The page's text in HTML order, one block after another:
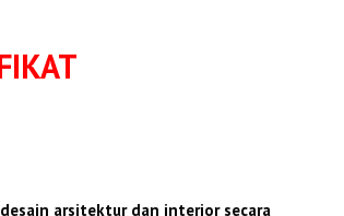
arsitektur dan interior secara